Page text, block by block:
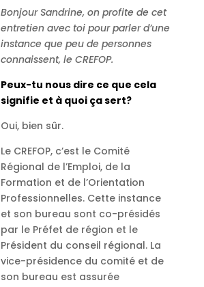
Bonjour Sandrine, on profite de cet
entretien avec toi pour parler d’une
instance que peu de personnes
connaissent, le CREFOP.
Peux-tu nous dire ce que cela
signifie et à quoi ça sert?
Oui, bien sûr.
Le CREFOP, c’est le Comité
Régional de l’Emploi, de la
Formation et de l’Orientation
Professionnelles. Cette instance
et son bureau sont co-présidés
par le Préfet de région et le
Président du conseil régional. La
vice-présidence du comité et de
son bureau est assurée